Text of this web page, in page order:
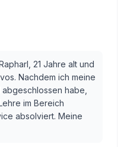
21 Jahre alt und
Nachdem ich meine
habe,
im Bereich
absolviert. Meine